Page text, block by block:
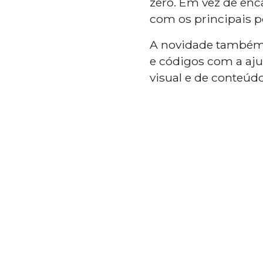
com os principais
A novidade
e códigos com a
visual e de